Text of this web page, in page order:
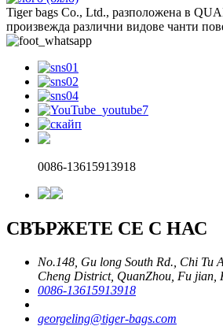
Tiger bags Co., Ltd., разположена в
произвежда различни видове чанти
0086-13615913918
СВЪРЖЕТЕ СЕ С НАС
No.148, Gu long South Rd., Chi Tu
Cheng District, QuanZhou, Fu
0086-13615913918
georgeling@tiger-bags.com